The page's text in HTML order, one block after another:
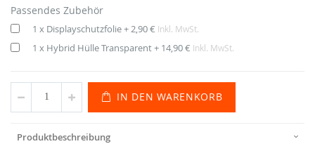
Passendes Zubehör
1 x Displayschutzfolie+ 2,90 € Inkl. MwSt.
1 x Hybrid Hülle Transparent+ 14,90 € Inkl. MwSt.
IN DEN WARENKORB
Produktbeschreibung